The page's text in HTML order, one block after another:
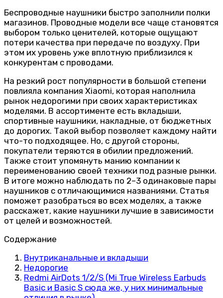
Беспроводные наушники быстро заполнили полки
магазинов. Проводные модели все чаще становятся
выбором только ценителей, которые ощущают
потери качества при передаче по воздуху. При
этом их уровень уже вплотную приблизился к
конкурентам с проводами.
На резкий рост популярности в большой степени
повлияла компания Xiaomi, которая наполнила
рынок недорогими при своих характеристиках
моделями. В ассортименте есть вкладыши,
спортивные наушники, накладные, от бюджетных
до дорогих. Такой выбор позволяет каждому найти
что-то подходящее. Но, с другой стороны,
покупатели теряются в обилии предложений.
Также стоит упомянуть манию компании к
переименованию своей техники под разные рынки.
В итоге можно наблюдать по 2–3 одинаковые пары
наушников с отличающимися названиями. Статья
поможет разобраться во всех моделях, а также
расскажет, какие наушники лучшие в зависимости
от целей и возможностей.
Содержание
Внутриканальные и вкладыши
Недорогие
Redmi AirDots 1/2/S (Mi True Wireless Earbuds
Basic и Basic S сюда же, у них минимальные